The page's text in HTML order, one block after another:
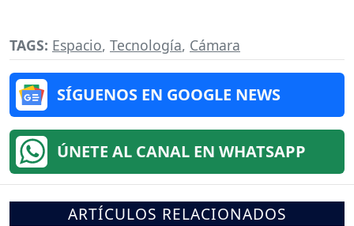
TAGS: Espacio, Tecnología, Cámara
SÍGUENOS EN GOOGLE NEWS
ÚNETE AL CANAL EN WHATSAPP
ARTÍCULOS RELACIONADOS